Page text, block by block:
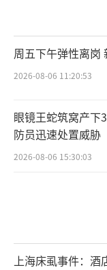
周五下午弹性离岗
2026-08-06 11:20:53
眼镜王蛇筑窝产下
防员迅速处置威胁
2026-08-06 15:30:03
上海床虱事件：酒